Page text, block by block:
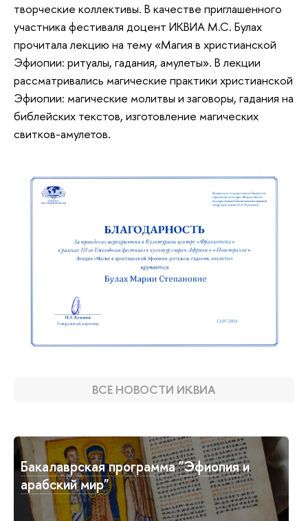
творческие коллективы. В качестве приглашенного
участника фестиваля доцент ИКВИА М.С. Булах
прочитала лекцию на тему «Магия в христианской
Эфиопии: ритуалы, гадания, амулеты». В лекции
рассматривались магические практики христианской
Эфиопии: магические молитвы и заговоры, гадания на
библейских текстов, изготовление магических
свитков-амулетов.
ВСЕ НОВОСТИ ИКВИА
Бакалаврская программа "Эфиопия и
арабский мир"